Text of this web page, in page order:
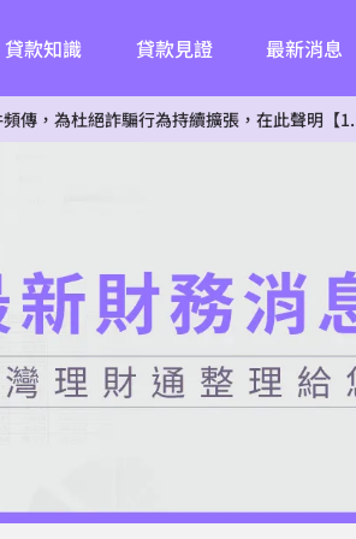
貸款知識 貸款見證 最新消息
絕詐騙行為持續擴張，在此聲明【1.台灣理